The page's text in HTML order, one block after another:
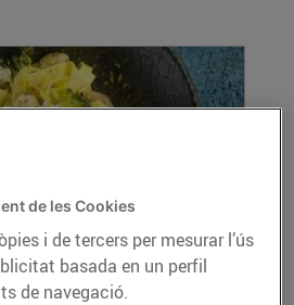
amb verdures
de les Cookies
i de tercers per mesurar l’ús
basada en un perfil
de navegació.